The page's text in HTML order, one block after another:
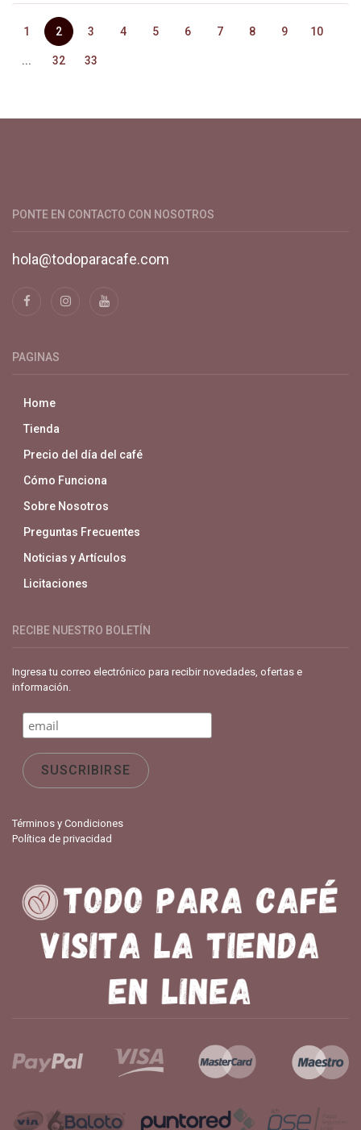
1 2 3 4 5 6 7 8 9 10
... 32 33
PONTE EN CONTACTO CON NOSOTROS
hola@todoparacafe.com
PAGINAS
Home
Tienda
Precio del día del café
Cómo Funciona
Sobre Nosotros
Preguntas Frecuentes
Noticias y Artículos
Licitaciones
RECIBE NUESTRO BOLETÍN
Ingresa tu correo electrónico para recibir novedades, ofertas e
información.
Términos y Condiciones
Política de privacidad